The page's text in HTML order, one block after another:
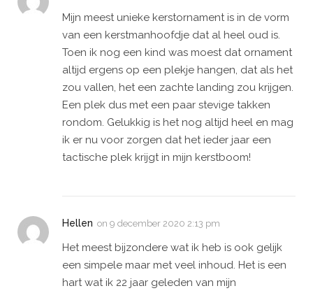
Mijn meest unieke kerstornament is in de vorm
van een kerstmanhoofdje dat al heel oud is.
Toen ik nog een kind was moest dat ornament
altijd ergens op een plekje hangen, dat als het
zou vallen, het een zachte landing zou krijgen.
Een plek dus met een paar stevige takken
rondom. Gelukkig is het nog altijd heel en mag
ik er nu voor zorgen dat het ieder jaar een
tactische plek krijgt in mijn kerstboom!
Hellen on 9 december 2020 2:13 pm
Het meest bijzondere wat ik heb is ook gelijk
een simpele maar met veel inhoud. Het is een
hart wat ik 22 jaar geleden van mijn